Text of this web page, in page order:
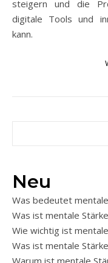
steigern und die
digitale Tools und
kann.
Neu
Was bedeutet
Was ist mentale
Wie wichtig ist
Was ist mentale
Warum ist mentale